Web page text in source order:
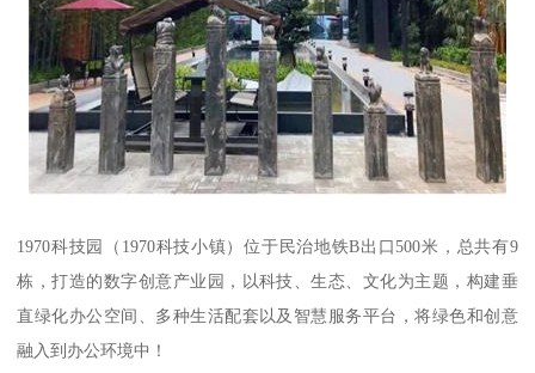
1970科技园（1970科技小镇）位于民治地铁B出口500米，总共有9
栋，打造的数字创意产业园，以科技、生态、文化为主题，构建垂
直绿化办公空间、多种生活配套以及智慧服务平台，将绿色和创意
融入到办公环境中！